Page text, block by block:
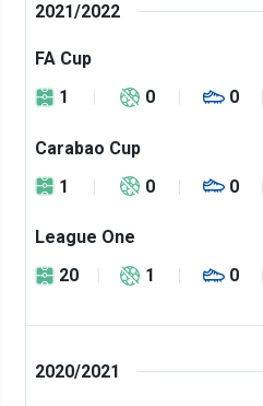
2021/2022
FA Cup
1
0 0
Carabao Cup
1
0 0
League One
20
1 0
2020/2021